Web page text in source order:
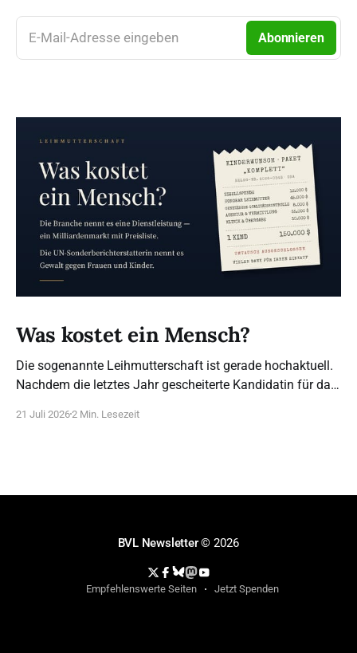
E-Mail-Adresse eingeben Abonnieren
Was kostet ein Mensch?
Die sogenannte Leihmutterschaft ist gerade hochaktuell.
Nachdem die letztes Jahr gescheiterte Kandidatin für das
für die Legalisierung ausspricht (das bestehende Verbot
21 Juli 20262 Min. Lesezeit
BVL Newsletter© 2026
Empfehlenswerte Seiten Jetzt Spenden